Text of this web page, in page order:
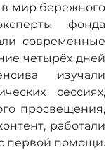
в мир бережного
фонда
современные
четырёх дней
изучали
сессиях,
просвещения,
работали
первой помощи.